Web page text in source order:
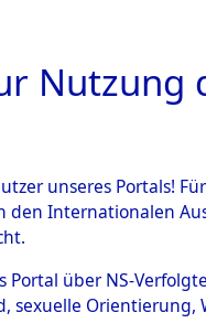
HOME
Nutzung
unseres Portals!
den Internationalen
Portal über NS-
sexuelle